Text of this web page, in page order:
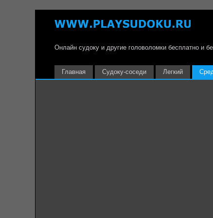
Онлайн судоку и другие головоломки бесплатно и
Главная Судоку-соседи Легкий